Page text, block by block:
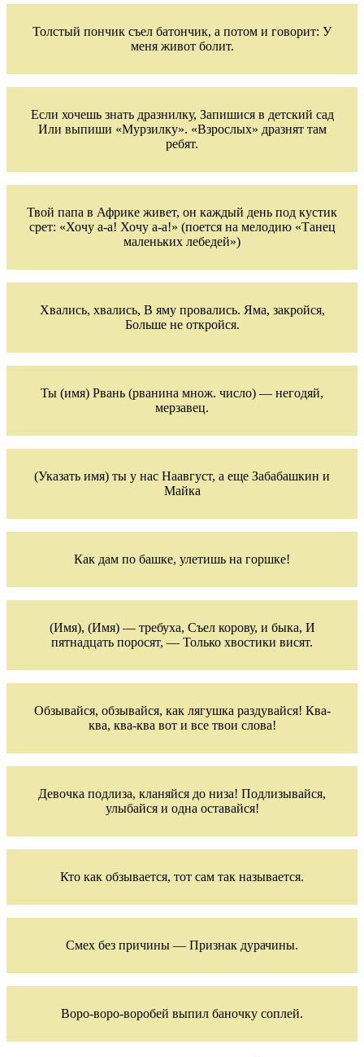
Толстый пончик съел батончик, а потом и говорит: У
меня живот болит.
Если хочешь знать дразнилку, Запишися в детский сад
Или выпиши «Мурзилку». «Взрослых» дразнят там
ребят.
Твой папа в Африке живет, он каждый день под кустик
срет: «Хочу а-а! Хочу а-а!» (поется на мелодию «Танец
маленьких лебедей»)
Хвались, хвались, В яму провались. Яма, закройся,
Больше не откройся.
Ты (имя) Рвань (рванина множ. число) — негодяй,
мерзавец.
(Указать имя) ты у нас Наавгуст, а еще Забабашкин и
Майка
Как дам по башке, улетишь на горшке!
(Имя), (Имя) — требуха, Съел корову, и быка, И
пятнадцать поросят, — Только хвостики висят.
Обзывайся, обзывайся, как лягушка раздувайся! Ква-
ква, ква-ква вот и все твои слова!
Девочка подлиза, кланяйся до низа! Подлизывайся,
улыбайся и одна оставайся!
Кто как обзывается, тот сам так называется.
Смех без причины — Признак дурачины.
Воро-воро-воробей выпил баночку соплей.